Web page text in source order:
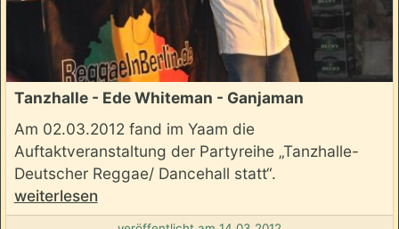
Tanzhalle - Ede Whiteman - Ganjaman
Am 02.03.2012 fand im Yaam die
Auftaktveranstaltung der Partyreihe „Tanzhalle-
Deutscher Reggae/ Dancehall statt“.
weiterlesen